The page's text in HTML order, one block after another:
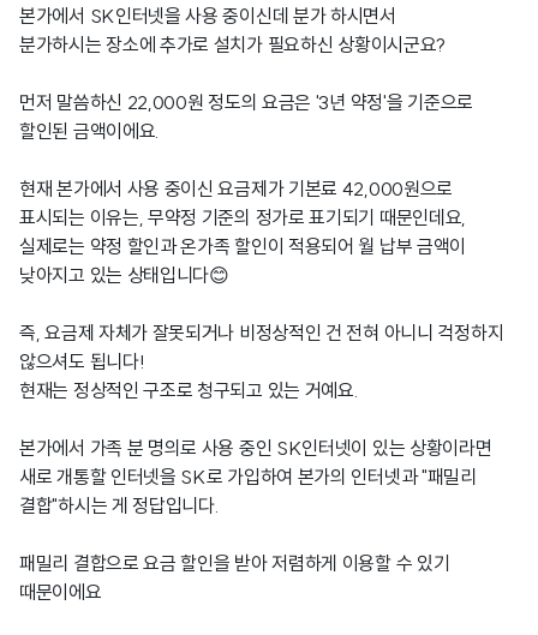
본가에서 SK인터넷을 사용 중이신데 분가 하시면서
분가하시는 장소에 추가로 설치가 필요하신 상황이시군요?
먼저 말씀하신 22,000원 정도의 요금은 '3년 약정'을 기준으로
할인된 금액이에요.
현재 본가에서 사용 중이신 요금제가 기본료 42,000원으로
표시되는 이유는, 무약정 기준의 정가로 표기되기 때문인데요,
실제로는 약정 할인과 온가족 할인이 적용되어 월 납부 금액이
낮아지고 있는 상태입니다😊
즉, 요금제 자체가 잘못되거나 비정상적인 건 전혀 아니니 걱정하지
않으셔도 됩니다!
현재는 정상적인 구조로 청구되고 있는 거예요.
본가에서 가족 분 명의로 사용 중인 SK인터넷이 있는 상황이라면
새로 개통할 인터넷을 SK로 가입하여 본가의 인터넷과 "패밀리
결합"하시는 게 정답입니다.
패밀리 결합으로 요금 할인을 받아 저렴하게 이용할 수 있기
때문이에요